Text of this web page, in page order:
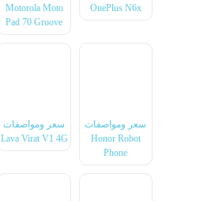
OnePlus N6x
Motorola Moto
Pad 70 Groove
سعر ومواصفات
Honor Robot
Phone
سعر ومواصفات
Lava Virat V1 4G